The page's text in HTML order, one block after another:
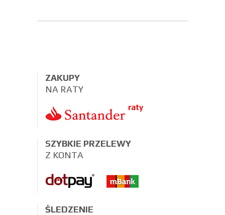
ZAKUPY
NA RATY
SZYBKIE PRZELEWY
Z KONTA
ŚLEDZENIE